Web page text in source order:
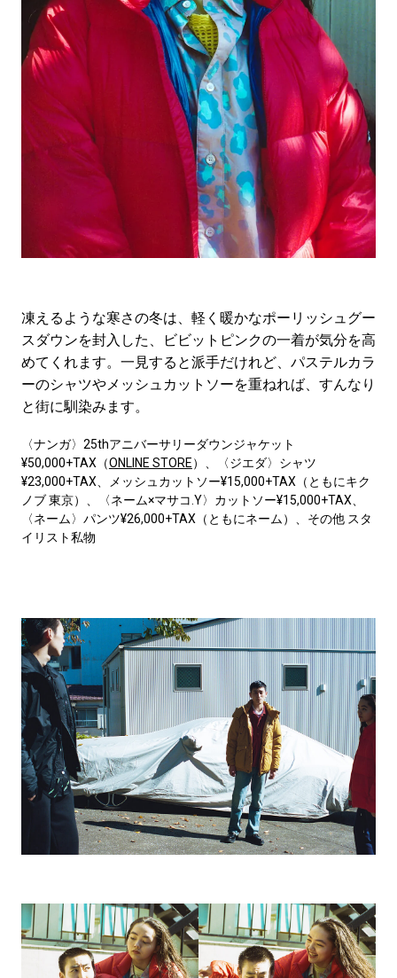
凍えるような寒さの冬は、軽く暖かなポーリッシュグー
スダウンを封入した、ビビットピンクの一着が気分を高
めてくれます。一見すると派手だけれど、パステルカラ
ーのシャツやメッシュカットソーを重ねれば、すんなり
と街に馴染みます。
〈ナンガ〉25thアニバーサリーダウンジャケット
¥50,000+TAX（ONLINE STORE）、〈ジエダ〉シャツ
¥23,000+TAX、メッシュカットソー¥15,000+TAX（ともにキク
ノブ 東京）、〈ネーム×マサコ.Y〉カットソー¥15,000+TAX、
〈ネーム〉パンツ¥26,000+TAX（ともにネーム）、その他 スタ
イリスト私物